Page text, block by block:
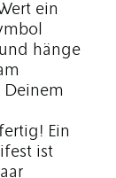
ein
hänge
Deinem
Ein
ist